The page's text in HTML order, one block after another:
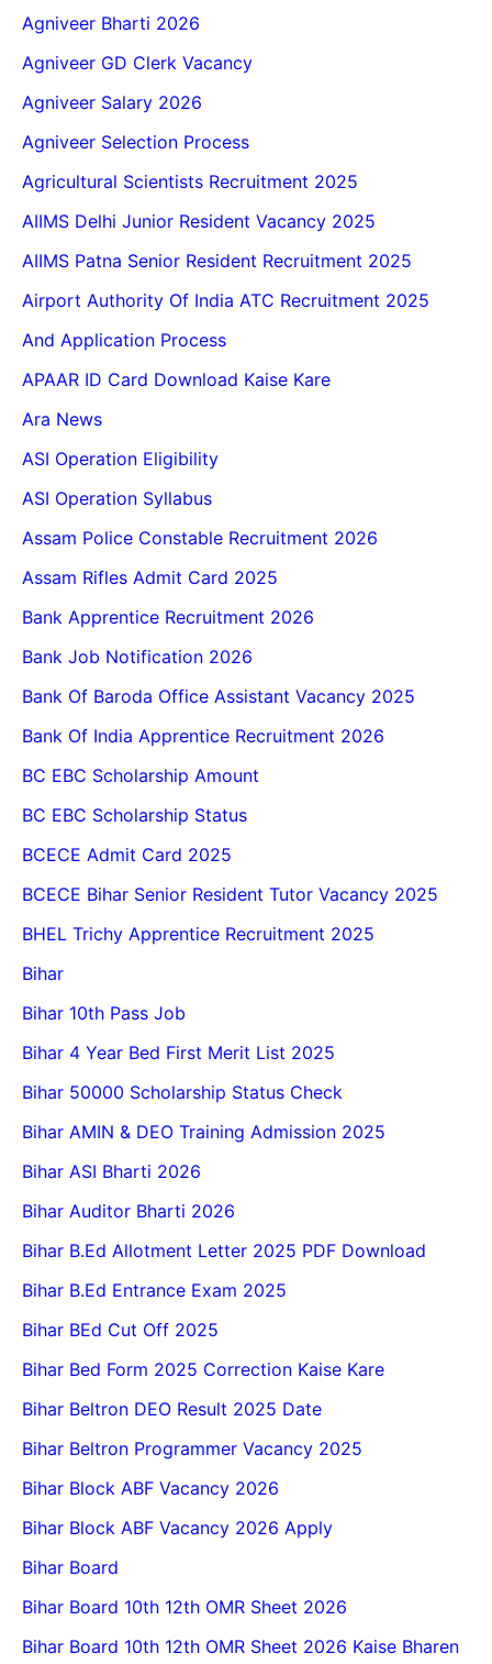
Agniveer Bharti 2026
Agniveer GD Clerk Vacancy
Agniveer Salary 2026
Agniveer Selection Process
Agricultural Scientists Recruitment 2025
AIIMS Delhi Junior Resident Vacancy 2025
AIIMS Patna Senior Resident Recruitment 2025
Airport Authority Of India ATC Recruitment 2025
And Application Process
APAAR ID Card Download Kaise Kare
Ara News
ASI Operation Eligibility
ASI Operation Syllabus
Assam Police Constable Recruitment 2026
Assam Rifles Admit Card 2025
Bank Apprentice Recruitment 2026
Bank Job Notification 2026
Bank Of Baroda Office Assistant Vacancy 2025
Bank Of India Apprentice Recruitment 2026
BC EBC Scholarship Amount
BC EBC Scholarship Status
BCECE Admit Card 2025
BCECE Bihar Senior Resident Tutor Vacancy 2025
BHEL Trichy Apprentice Recruitment 2025
Bihar
Bihar 10th Pass Job
Bihar 4 Year Bed First Merit List 2025
Bihar 50000 Scholarship Status Check
Bihar AMIN & DEO Training Admission 2025
Bihar ASI Bharti 2026
Bihar Auditor Bharti 2026
Bihar B.Ed Allotment Letter 2025 PDF Download
Bihar B.Ed Entrance Exam 2025
Bihar BEd Cut Off 2025
Bihar Bed Form 2025 Correction Kaise Kare
Bihar Beltron DEO Result 2025 Date
Bihar Beltron Programmer Vacancy 2025
Bihar Block ABF Vacancy 2026
Bihar Block ABF Vacancy 2026 Apply
Bihar Board
Bihar Board 10th 12th OMR Sheet 2026
Bihar Board 10th 12th OMR Sheet 2026 Kaise Bharen